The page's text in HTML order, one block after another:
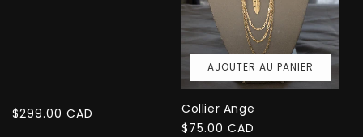
Prix
$299.00 CAD
AJOUTER AU PANIER
Collier Ange
Prix
$75.00 CAD